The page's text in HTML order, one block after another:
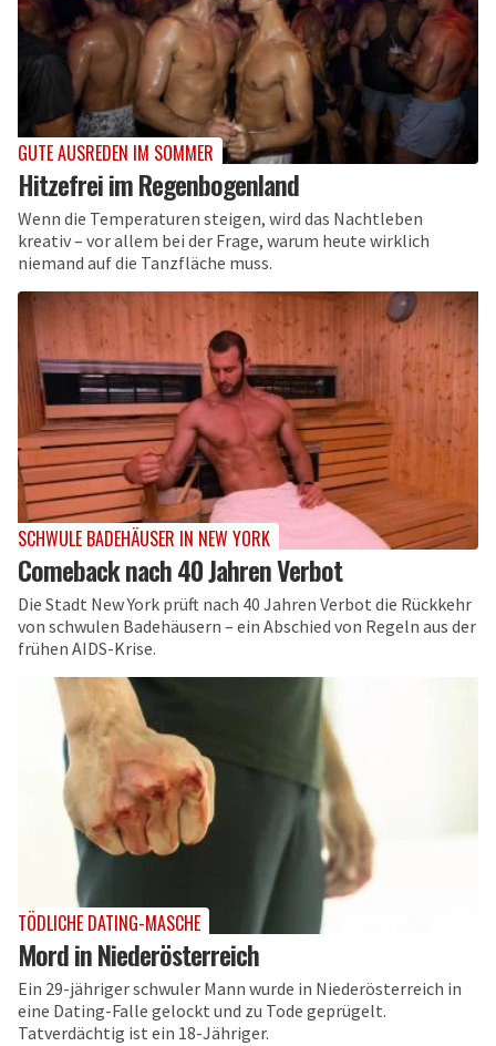
GUTE AUSREDEN IM SOMMER
Hitzefrei im Regenbogenland
Wenn die Temperaturen steigen, wird das Nachtleben
kreativ – vor allem bei der Frage, warum heute wirklich
niemand auf die Tanzfläche muss.
SCHWULE BADEHÄUSER IN NEW YORK
Comeback nach 40 Jahren Verbot
Die Stadt New York prüft nach 40 Jahren Verbot die Rückkehr
von schwulen Badehäusern – ein Abschied von Regeln aus der
frühen AIDS-Krise.
TÖDLICHE DATING-MASCHE
Mord in Niederösterreich
Ein 29-jähriger schwuler Mann wurde in Niederösterreich in
eine Dating-Falle gelockt und zu Tode geprügelt.
Tatverdächtig ist ein 18-Jähriger.